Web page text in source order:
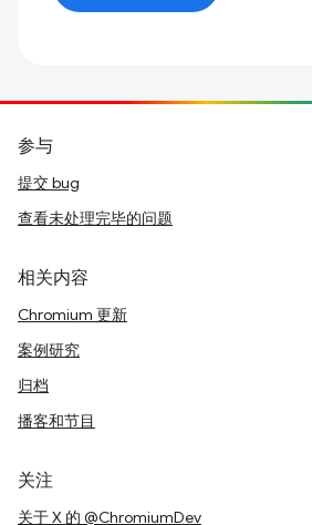
参与
提交 bug
查看未处理完毕的问题
相关内容
Chromium 更新
案例研究
归档
播客和节目
关注
关于 X 的 @ChromiumDev